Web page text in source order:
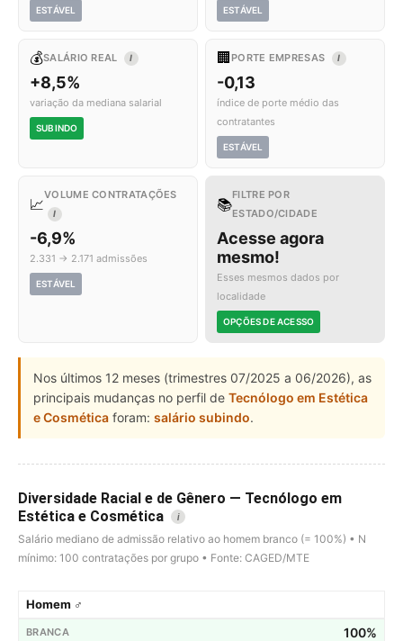
ESTÁVEL ESTÁVEL
💰SALÁRIO REAL I
+8,5%
variação da mediana salarial
SUBINDO
🏢 PORTE EMPRESAS I
-0,13
índice de porte médio das
contratantes
ESTÁVEL
📈
VOLUME CONTRATAÇÕES
I
-6,9%
2.331 → 2.171 admissões
ESTÁVEL
📚
FILTRE POR
ESTADO/CIDADE
Acesse agora
mesmo!
Esses mesmos dados por
localidade
OPÇÕES DE ACESSO
Nos últimos 12 meses (trimestres 07/2025 a 06/2026), as
principais mudanças no perfil de Tecnólogo em Estética
e Cosmética foram: salário subindo.
Diversidade Racial e de Gênero — Tecnólogo em
Estética e Cosmética
i
Salário mediano de admissão relativo ao homem branco (= 100%) • N
mínimo: 100 contratações por grupo • Fonte: CAGED/MTE
Homem ♂
100%